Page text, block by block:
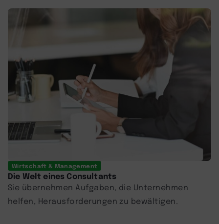
Wirtschaft & Management
Die Welt eines Consultants
Sie übernehmen Aufgaben, die Unternehmen
helfen, Herausforderungen zu bewältigen.